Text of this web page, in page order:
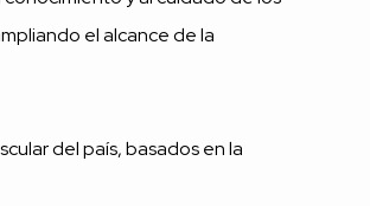
el alcance de la
del país, basados en la